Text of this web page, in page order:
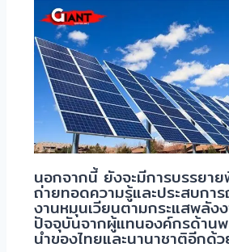
นอกจากนี้ ยังจะมีการบรรยา
ถ่ายทอดความรู้และประสบก
งานหมุนเวียนตามกระแสพลัง
ปัจจุบันจากผู้แทนองค์กรด้าน
นำของไทยและนานาชาติอีกด้